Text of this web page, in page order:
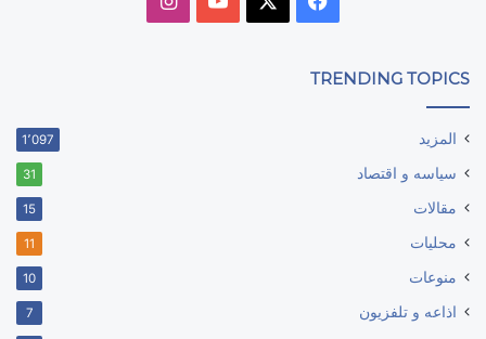
TRENDING TOPICS
المزيد 1٬097
سياسه و اقتصاد 31
مقالات 15
محليات 11
منوعات 10
اذاعه و تلفزيون 7